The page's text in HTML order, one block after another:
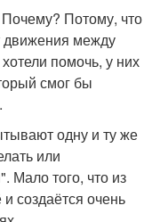
Потому, что
движения между
помочь, у них
смог бы
одну и ту же
или
Мало того, что из
создаётся очень